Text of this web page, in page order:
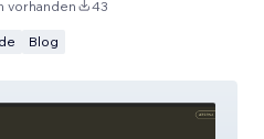
vorhanden 43
Blog